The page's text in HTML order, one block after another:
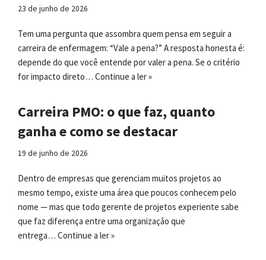
23 de junho de 2026
Tem uma pergunta que assombra quem pensa em seguir a
carreira de enfermagem: “Vale a pena?” A resposta honesta é:
depende do que você entende por valer a pena. Se o critério
for impacto direto… Continue a ler »
Carreira PMO: o que faz, quanto
ganha e como se destacar
19 de junho de 2026
Dentro de empresas que gerenciam muitos projetos ao
mesmo tempo, existe uma área que poucos conhecem pelo
nome — mas que todo gerente de projetos experiente sabe
que faz diferença entre uma organização que
entrega… Continue a ler »